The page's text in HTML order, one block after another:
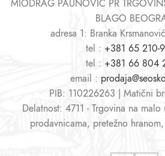
MIODRAG PAUNOVIĆ PR
BLAGO
adresa 1: Branka
tel : +381 65 210-
tel : +381 66 804
email :
PIB: 110226263 | Matični
Delatnost: 4711 - Trgovina na
prodavnicama, pretežno